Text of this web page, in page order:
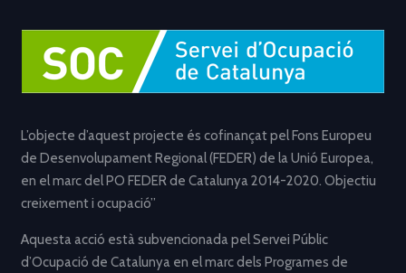
L’objecte d’aquest projecte és cofinançat pel Fons Europeu
de Desenvolupament Regional (FEDER) de la Unió Europea,
en el marc del PO FEDER de Catalunya 2014-2020. Objectiu
creixement i ocupació”
Aquesta acció està subvencionada pel Servei Públic
d’Ocupació de Catalunya en el marc dels Programes de